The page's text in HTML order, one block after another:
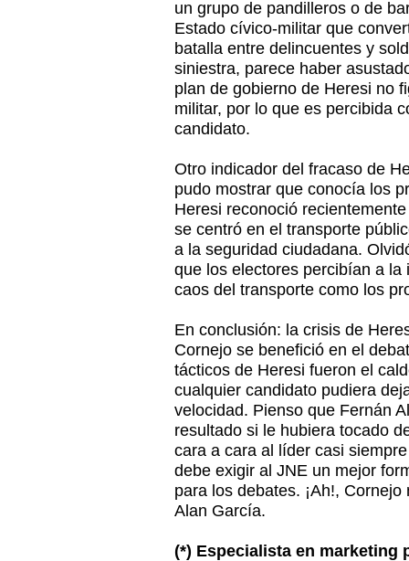
un grupo de pandilleros o de
Estado cívico-militar que
batalla entre delincuentes y
siniestra, parece haber
plan de gobierno de Heresi no
militar, por lo que es percibida
candidato.
Otro indicador del fracaso de
pudo mostrar que conocía los
Heresi reconoció
se centró en el transporte
a la seguridad ciudadana.
que los electores percibían a
caos del transporte como los
En conclusión: la crisis de
Cornejo se benefició en el
tácticos de Heresi fueron el
cualquier candidato pudiera
velocidad. Pienso que Fernán
resultado si le hubiera tocado
cara a cara al líder casi
debe exigir al JNE un mejor
para los debates. ¡Ah!,
Alan García.
(*) Especialista en marketing